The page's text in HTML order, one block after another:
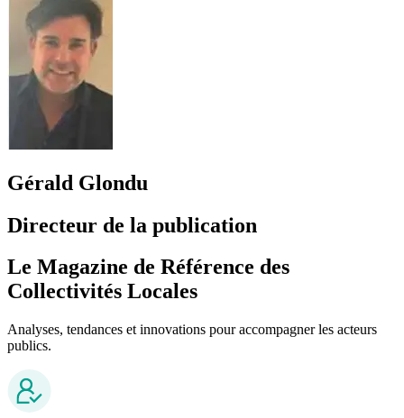
Gérald Glondu
Directeur de la publication
Le Magazine de Référence des
Collectivités Locales
Analyses, tendances et innovations pour accompagner les acteurs
publics.